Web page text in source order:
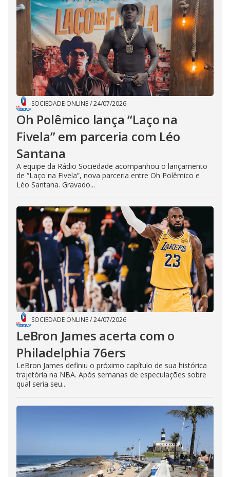
SOCIEDADE ONLINE/24/07/2026
Oh Polêmico lança “Laço na
Fivela” em parceria com Léo
Santana
A equipe da Rádio Sociedade acompanhou o lançamento
de “Laço na Fivela”, nova parceria entre Oh Polêmico e
Léo Santana. Gravado...
SOCIEDADE ONLINE/24/07/2026
LeBron James acerta com o
Philadelphia 76ers
LeBron James definiu o próximo capítulo de sua histórica
trajetória na NBA. Após semanas de especulações sobre
qual seria seu...